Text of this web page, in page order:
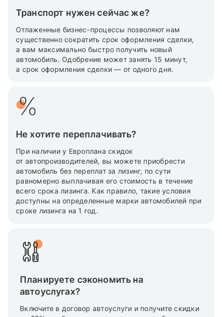
Транспорт нужен сейчас же?
Отлаженные бизнес-процессы позволяют нам
существенно сократить срок оформления сделки,
а вам максимально быстро получить новый
автомобиль. Одобрение может занять 15 минут,
а срок оформления сделки — от одного дня.
Не хотите переплачивать?
При наличии у Европлана скидок
от автопроизводителей, вы можете приобрести
автомобиль без переплат за лизинг, по сути
равномерно выплачивая его стоимость в течение
всего срока лизинга. Как правило, такие условия
доступны на определенные марки автомобилей при
сроке лизинга на 1 год.
Планируете сэкономить на
автоуслугах?
Включите в договор автоуслуги и получите скидки